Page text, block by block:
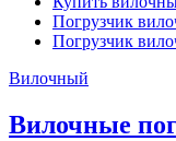
Погрузчик
Погрузчик
Вилочный
Вилочные